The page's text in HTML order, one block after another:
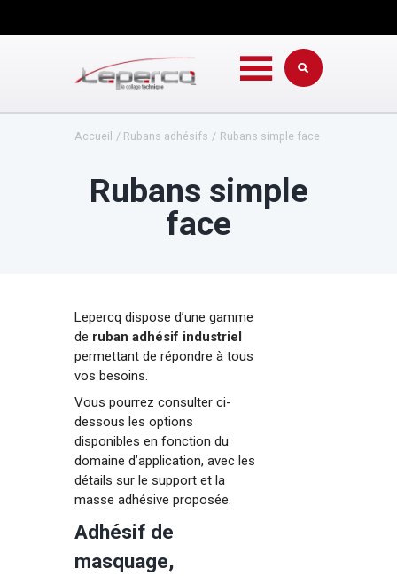
Accueil Rubans adhésifs Rubans simple face
Rubans simple
face
Lepercq dispose d’une gamme
de ruban adhésif industriel
permettant de répondre à tous
vos besoins.
Vous pourrez consulter ci-
dessous les options
disponibles en fonction du
domaine d’application, avec les
détails sur le support et la
masse adhésive proposée.
Adhésif de
masquage,